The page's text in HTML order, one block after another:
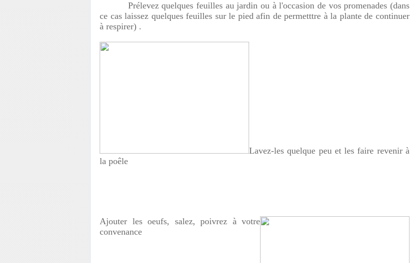
Prélevez quelques feuilles au jardin ou à l'occasion de vos promenades (dans
ce cas laissez quelques feuilles sur le pied afin de permetttre à la plante de continuer
à respirer) .
Lavez-les quelque peu etles faire revenir à
la poêle
Ajouter les oeufs, salez, poivrez à votre
convenance